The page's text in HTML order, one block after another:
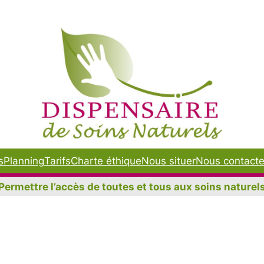
PlanningTarifsCharte éthiqueNous situerNous
l’accès de toutes et tous aux soins